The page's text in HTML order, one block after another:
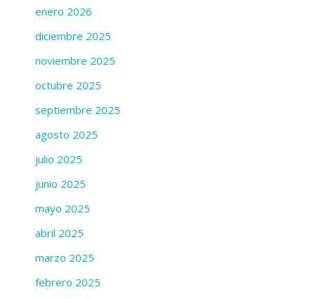
enero 2026
diciembre 2025
noviembre 2025
octubre 2025
septiembre 2025
agosto 2025
julio 2025
junio 2025
mayo 2025
abril 2025
marzo 2025
febrero 2025